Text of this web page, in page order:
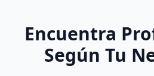
Encuentra
Según Tu